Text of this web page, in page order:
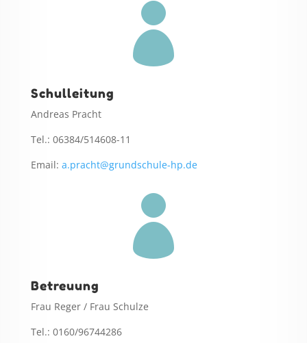

Schulleitung
Andreas Pracht
Tel.: 06384/514608-11
Email: a.pracht@grundschule-hp.de

Betreuung
Frau Reger / Frau Schulze
Tel.: 0160/96744286